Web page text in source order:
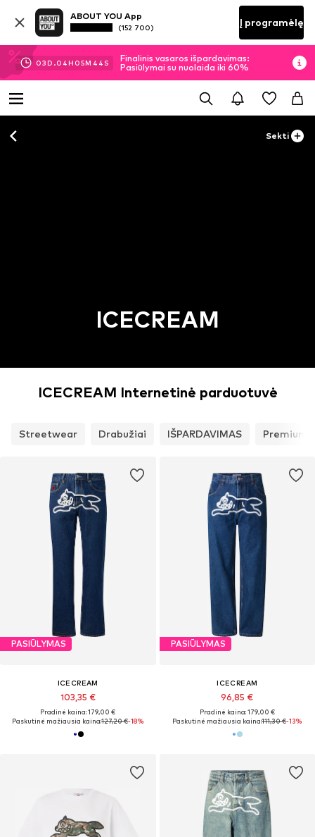
ABOUT YOU App
(152 700) Į programėlę
03D.04H 05M 44 S
Finalinis vasaros išpardavimas:
Pasiūlymai su nuolaida iki 60%
Sekti
ICECREAM
ICECREAM Internetinė parduotuvė
Streetwear Drabužiai IŠPARDAVIMAS Premium
PASIŪLYMAS
ICECREAM
103,35 €
Pradinė kaina: 179,00 €
Paskutinė mažiausia kaina:127,20 €-18%
PASIŪLYMAS
ICECREAM
96,85 €
Pradinė kaina: 179,00 €
Paskutinė mažiausia kaina:111,30 €-13%